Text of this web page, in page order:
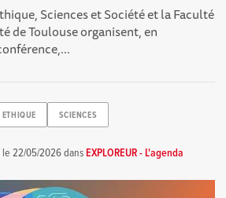
Sciences et Société et la Faculté
de Toulouse organisent, en
ETHIQUE SCIENCES
le22/05/2026dansEXPLOREUR - L'agenda